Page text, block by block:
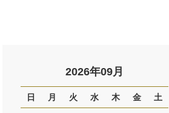
2026年09月
日 月 火 水 木 金 土